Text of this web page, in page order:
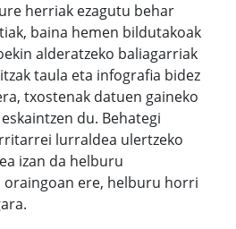
herriak ezagutu behar
baina hemen bildutakoak
alderatzeko baliagarriak
taula eta infografia bidez
txostenak datuen gaineko
du. Behategi
lurraldea ulertzeko
izan da helburu
oraingoan ere, helburu horri